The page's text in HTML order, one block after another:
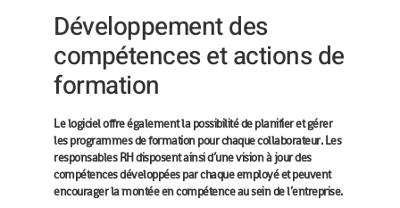
Développement des
compétences et actions de
formation
Le logiciel offre également la possibilité de planifier et gérer
les programmes de formation pour chaque collaborateur. Les
responsables RH disposent ainsi d’une vision à jour des
compétences développées par chaque employé et peuvent
encourager la montée en compétence au sein de l’entreprise.